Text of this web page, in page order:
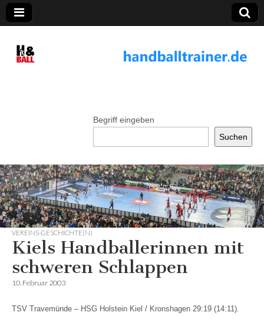
Begriff eingeben
Suchen
VEREINS-GESCHICHTE(N)
Kiels Handballerinnen mit
schweren Schlappen
10. Februar 2003
TSV Travemünde – HSG Holstein Kiel / Kronshagen 29:19 (14:11).